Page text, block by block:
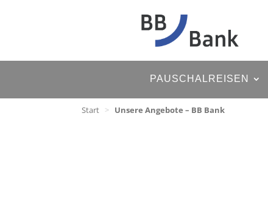
PAUSCHALREISEN
Start > Unsere Angebote – BB Bank